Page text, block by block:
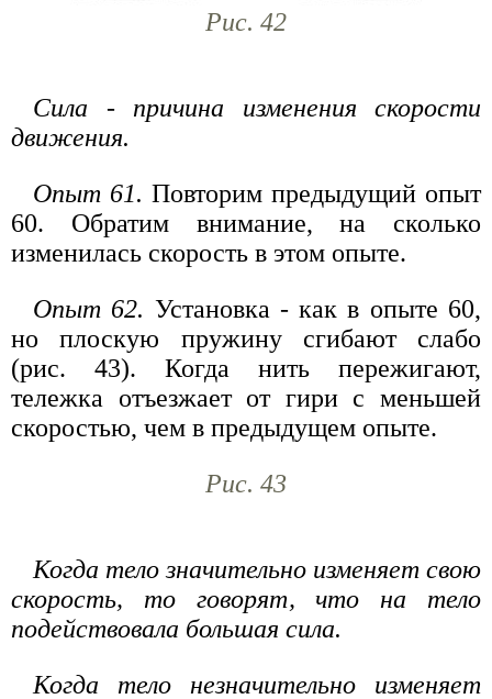
Рис. 42
Сила - причина изменения скорости
движения.
Опыт 61. Повторим предыдущий опыт
60. Обратим внимание, на сколько
изменилась скорость в этом опыте.
Опыт 62. Установка - как в опыте 60,
но плоскую пружину сгибают слабо
(рис. 43). Когда нить пережигают,
тележка отъезжает от гири с меньшей
скоростью, чем в предыдущем опыте.
Рис. 43
Когда тело значительно изменяет свою
скорость, то говорят, что на тело
подействовала большая сила.
Когда тело незначительно изменяет